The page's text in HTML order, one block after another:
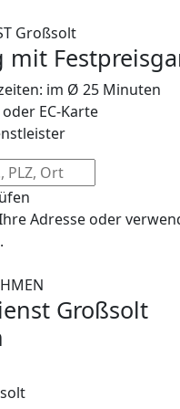
Großsolt
mit
im Ø 25 Minuten
EC-Karte
Adresse oder
Großsolt